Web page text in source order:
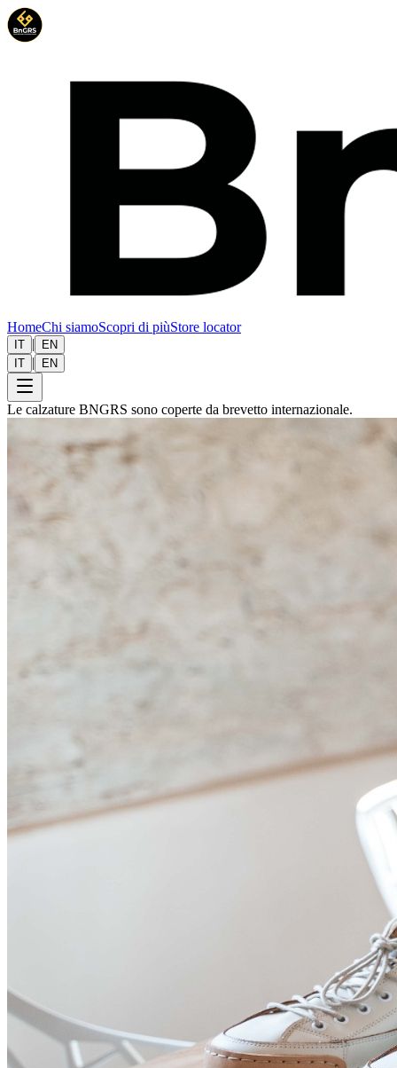
HomeChi siamoScopri di piùStore locator
IT |
EN
IT | EN
Le calzature BNGRS sono coperte da brevetto internazionale.